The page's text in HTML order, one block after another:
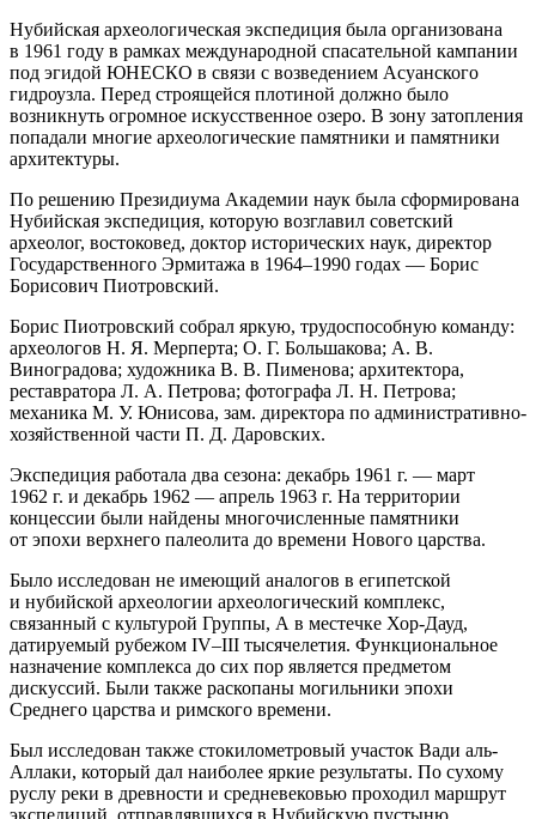
Нубийская археологическая экспедиция была организована
в 1961 году в рамках международной спасательной кампании
под эгидой ЮНЕСКО в связи с возведением Асуанского
гидроузла. Перед строящейся плотиной должно было
возникнуть огромное искусственное озеро. В зону затопления
попадали многие археологические памятники и памятники
архитектуры.
По решению Президиума Академии наук была сформирована
Нубийская экспедиция, которую возглавил советский
археолог, востоковед, доктор исторических наук, директор
Государственного Эрмитажа в 1964–1990 годах — Борис
Борисович Пиотровский.
Борис Пиотровский собрал яркую, трудоспособную команду:
археологов Н. Я. Мерперта; О. Г. Большакова; А. В.
Виноградова; художника В. В. Пименова; архитектора,
реставратора Л. А. Петрова; фотографа Л. Н. Петрова;
механика М. У. Юнисова, зам. директора по административно-
хозяйственной части П. Д. Даровских.
Экспедиция работала два сезона: декабрь 1961 г. — март
1962 г. и декабрь 1962 — апрель 1963 г. На территории
концессии были найдены многочисленные памятники
от эпохи верхнего палеолита до времени Нового царства.
Было исследован не имеющий аналогов в египетской
и нубийской археологии археологический комплекс,
связанный с культурой Группы, А в местечке Хор-Дауд,
датируемый рубежом IV–III тысячелетия. Функциональное
назначение комплекса до сих пор является предметом
дискуссий. Были также раскопаны могильники эпохи
Среднего царства и римского времени.
Был исследован также стокилометровый участок Вади аль-
Аллаки, который дал наиболее яркие результаты. По сухому
руслу реки в древности и средневековью проходил маршрут
экспедиций, отправлявшихся в Нубийскую пустыню